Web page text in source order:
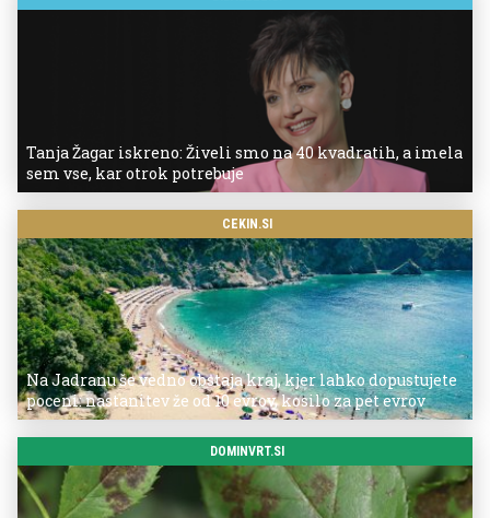
Tanja Žagar iskreno: Živeli smo na 40 kvadratih, a imela
sem vse, kar otrok potrebuje
CEKIN.SI
Na Jadranu še vedno obstaja kraj, kjer lahko dopustujete
poceni: nastanitev že od 10 evrov, kosilo za pet evrov
DOMINVRT.SI